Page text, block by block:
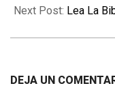
13
Next Post: Lea La
DEJA UN